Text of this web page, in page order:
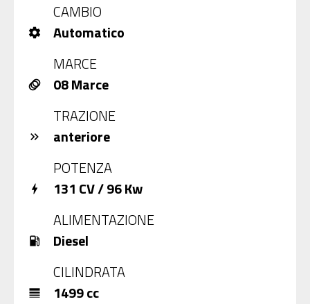
CAMBIO
settings
Automatico
MARCE
animation
08 Marce
TRAZIONE
keyboard_double_arrow_right
anteriore
POTENZA
bolt
131 CV / 96 Kw
ALIMENTAZIONE
local_gas_station
Diesel
CILINDRATA
line_weight 1499 cc